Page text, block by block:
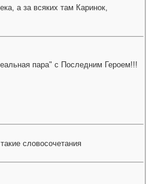
а за всяких там Каринок,
пара" с Последним Героем!!!
словосочетания